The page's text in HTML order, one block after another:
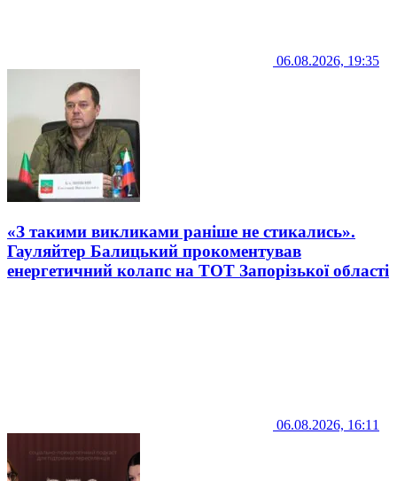
06.08.2026, 19:35
«З такими викликами раніше не стикались».
Гауляйтер Балицький прокоментував
енергетичний колапс на ТОТ Запорізької області
06.08.2026, 16:11